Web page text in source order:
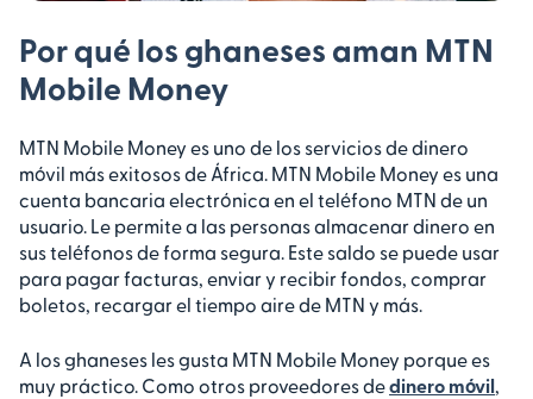
Por qué los ghaneses aman MTN
Mobile Money
MTN Mobile Money es uno de los servicios de dinero
móvil más exitosos de África. MTN Mobile Money es una
cuenta bancaria electrónica en el teléfono MTN de un
usuario. Le permite a las personas almacenar dinero en
sus teléfonos de forma segura. Este saldo se puede usar
para pagar facturas, enviar y recibir fondos, comprar
boletos, recargar el tiempo aire de MTN y más.
A los ghaneses les gusta MTN Mobile Money porque es
muy práctico. Como otros proveedores dedinero móvil,